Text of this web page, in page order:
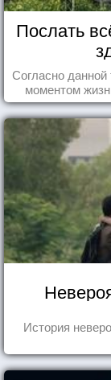
Послать
Согласно
моментом
попробуем
История